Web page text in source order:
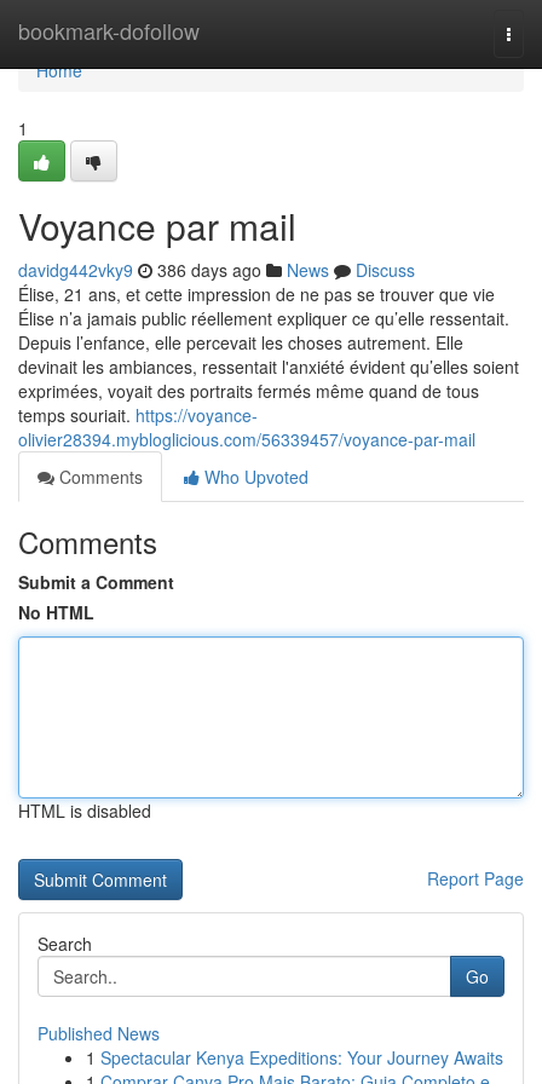
bookmark-dofollow
Home
Home
1
Voyance par mail
davidg442vky9 386 days ago News
Discuss
Élise, 21 ans, et cette impression de ne pas se trouver que vie
Élise n’a jamais public réellement expliquer ce qu’elle ressentait.
Depuis l’enfance, elle percevait les choses autrement. Elle
devinait les ambiances, ressentait l'anxiété évident qu’elles soient
exprimées, voyait des portraits fermés même quand de tous
temps souriait. https://voyance-
olivier28394.mybloglicious.com/56339457/voyance-par-mail
Comments
Who Upvoted
Comments
Submit a Comment
No HTML
HTML is disabled
Report Page
Search
Go
Published News
1 Spectacular Kenya Expeditions: Your Journey Awaits